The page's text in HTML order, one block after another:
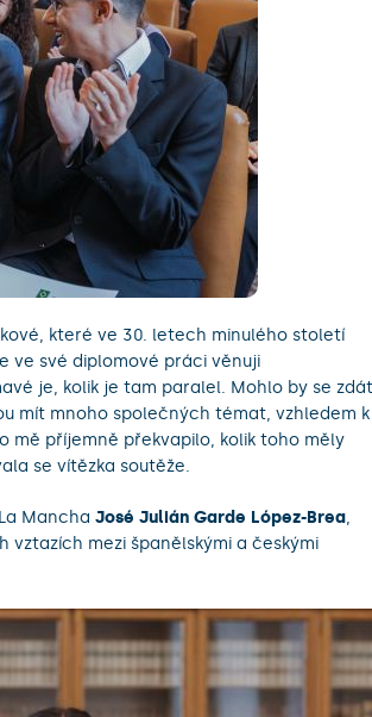
které ve 30. letech minulého století
ve své diplomové práci věnuji
je, kolik je tam paralel. Mohlo by se
mít mnoho společných témat, vzhledem k
mě příjemně překvapilo, kolik toho měly
se vítězka soutěže.
Mancha José Julián Garde López-Brea,
mezi španělskými a českými